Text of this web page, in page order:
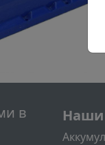
в
Подвал
Наши